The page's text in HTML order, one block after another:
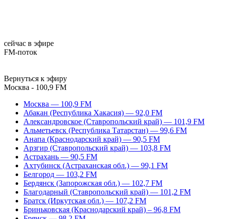
сейчас в эфире
FM-поток
Вернуться к эфиру
Москва - 100,9 FM
Москва — 100,9 FM
Абакан (Республика Хакасия) — 92,0 FM
Александровское (Ставропольский край) — 101,9 FM
Альметьевск (Республика Татарстан) — 99,6 FM
Анапа (Краснодарский край) — 90,5 FM
Арзгир (Ставропольский край) — 103,8 FM
Астрахань — 90,5 FM
Ахтубинск (Астраханская обл.) — 99,1 FM
Белгород — 103,2 FM
Бердянск (Запорожская обл.) — 102,7 FM
Благодарный (Ставропольский край) — 101,2 FM
Братск (Иркутская обл.) — 107,2 FM
Бриньковская (Краснодарский край) – 96,8 FM